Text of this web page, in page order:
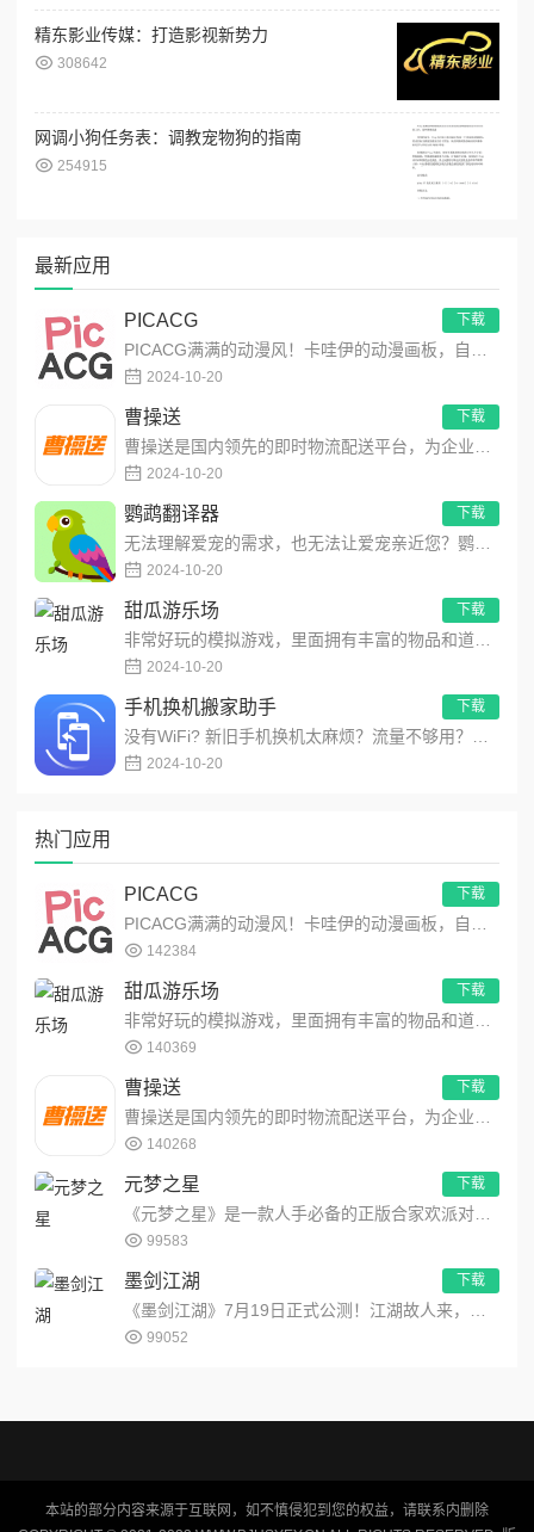
精东影业传媒：打造影视新势力
308642
网调小狗任务表：调教宠物狗的指南
254915
最新应用
PICACG
2024-10-20
下载
曹操送
2024-10-20
下载
鹦鹉翻译器
2024-10-20
下载
甜瓜游乐场
2024-10-20
下载
手机换机搬家助手
2024-10-20
下载
热门应用
PICACG
142384
下载
甜瓜游乐场
140369
下载
曹操送
140268
下载
元梦之星
99583
下载
墨剑江湖
99052
下载
本站的部分内容来源于互联网，如不慎侵犯到您的权益，请联系内删除